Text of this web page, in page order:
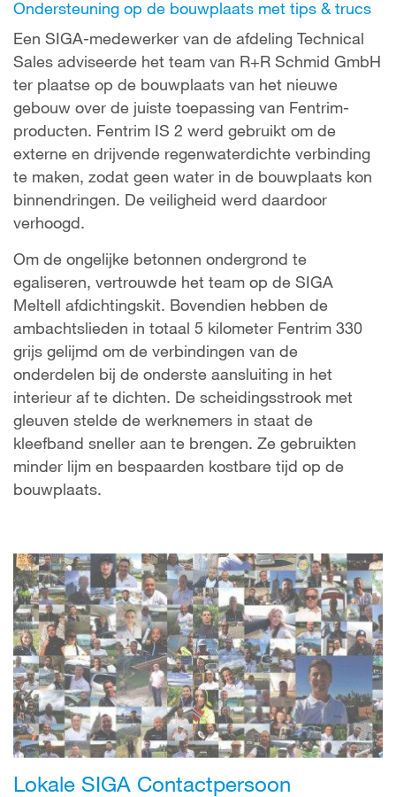
Ondersteuning op de bouwplaats met tips & trucs
Een SIGA-medewerker van de afdeling Technical
Sales adviseerde het team van R+R Schmid GmbH
ter plaatse op de bouwplaats van het nieuwe
gebouw over de juiste toepassing van Fentrim-
producten. Fentrim IS 2 werd gebruikt om de
externe en drijvende regenwaterdichte verbinding
te maken, zodat geen water in de bouwplaats kon
binnendringen. De veiligheid werd daardoor
verhoogd.
Om de ongelijke betonnen ondergrond te
egaliseren, vertrouwde het team op de SIGA
Meltell afdichtingskit. Bovendien hebben de
ambachtslieden in totaal 5 kilometer Fentrim 330
grijs gelijmd om de verbindingen van de
onderdelen bij de onderste aansluiting in het
interieur af te dichten. De scheidingsstrook met
gleuven stelde de werknemers in staat de
kleefband sneller aan te brengen. Ze gebruikten
minder lijm en bespaarden kostbare tijd op de
bouwplaats.
Lokale SIGA Contactpersoon